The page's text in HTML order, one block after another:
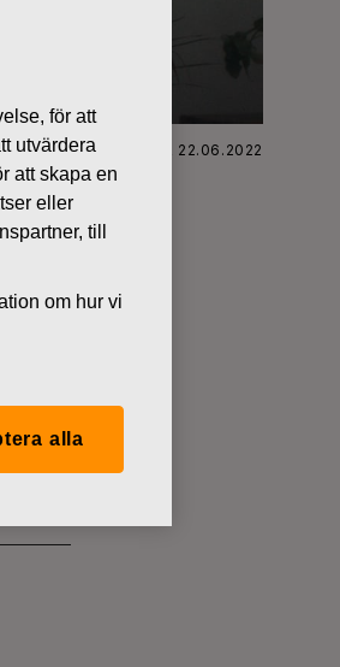
AV EGNA AKTIER 22.06.2022
för att
utvärdera
att skapa en
eller
till
om hur vi
alla